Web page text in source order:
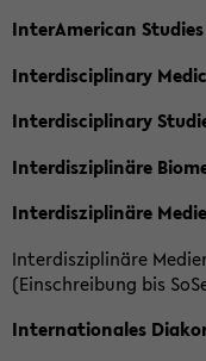
InterAmerican
Interdisciplinary
Interdisciplinary
Interdisziplinäre
Interdisziplinäre
Interdisziplinäre
(Einschreibung bis
Internationales